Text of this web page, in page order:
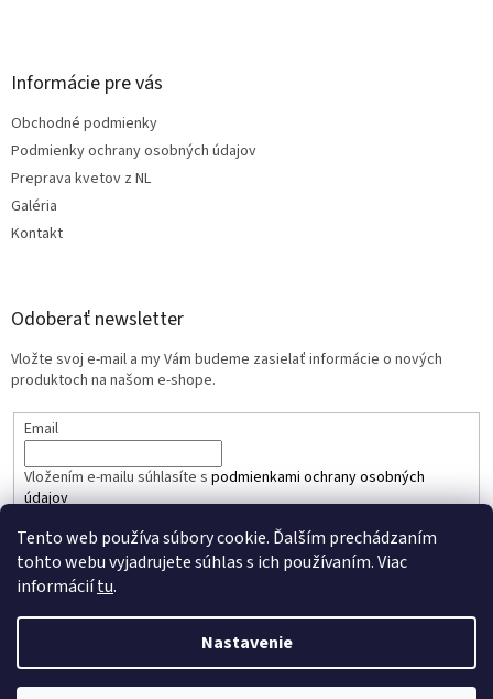
Tento web používa súbory cookie. Ďalším prechádzaním
tohto webu vyjadrujete súhlas s ich používaním. Viac
informáciítu.
Nastavenie
Informácie pre vás
Obchodné podmienky
Podmienky ochrany osobných údajov
Preprava kvetov z NL
Galéria
Kontakt
Odoberať newsletter
Vložte svoj e-mail a my Vám budeme zasielať informácie o nových
produktoch na našom e-shope.
Email
Vložením e-mailu súhlasíte s podmienkami ochrany osobných
údajov
PRIHLÁSIŤ SA
Vytvoril Shoptet